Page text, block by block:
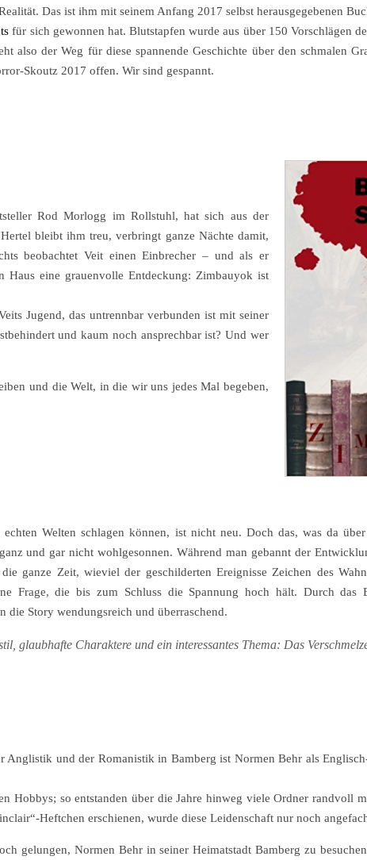
Das ist ihm mit seinem Anfang 2017 selbst herausgegebenen
für sich gewonnen hat. Blutstapfen wurde aus über 150 Vorschlägen
also der Weg für diese spannende Geschichte über den schmalen
Skoutz 2017 offen. Wir sind gespannt.
Rod Morlogg im Rollstuhl, hat sich aus der
bleibt ihm treu, verbringt ganze Nächte damit,
beobachtet Veit einen Einbrecher – und als er
eine grauenvolle Entdeckung: Zimbauyok ist
Jugend, das untrennbar verbunden ist mit seiner
und kaum noch ansprechbar ist? Und wer
und die Welt, in die wir uns jedes Mal begeben,
Welten schlagen können, ist nicht neu. Doch das, was da
und gar nicht wohlgesonnen. Während man gebannt der
ganze Zeit, wieviel der geschilderten Ereignisse Zeichen des
Frage, die bis zum Schluss die Spannung hoch hält. Durch das
die Story wendungsreich und überraschend.
glaubhafte Charaktere und ein interessantes Thema: Das
und der Romanistik in Bamberg ist Normen Behr als
Hobbys; so entstanden über die Jahre hinweg viele Ordner randvoll
Heftchen erschienen, wurde diese Leidenschaft nur noch
gelungen, Normen Behr in seiner Heimatstadt Bamberg zu